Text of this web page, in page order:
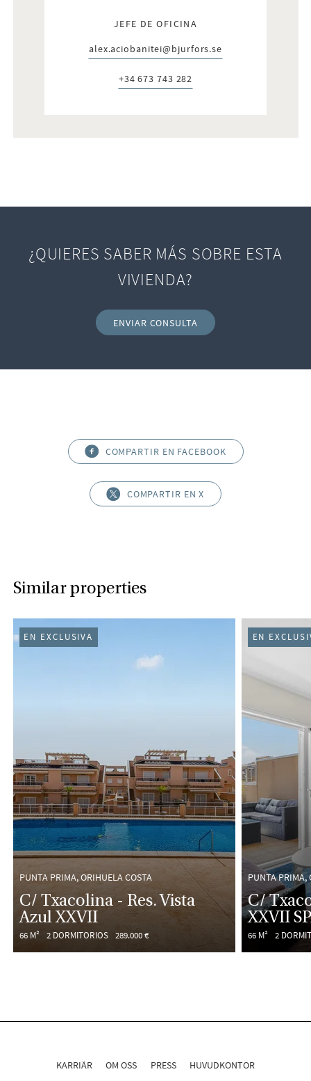
JEFE DE OFICINA
E-post:
alex.aciobanitei@bjurfors.se
Telefon:
+34 673 743 282
¿QUIERES SABER MÁS SOBRE ESTA
VIVIENDA?
ENVIAR CONSULTA
COMPARTIR EN FACEBOOK
COMPARTIR EN X
Similar properties
PUNTA PRIMA, ORIHUELA COSTA
C/ Txacolina - Res. Vista
Azul XXVII
66 M² 2 DORMITORIOS 289.000 €
EN EXCLUSIVA
PUNTA PRIMA,
C/
XXVII
66 M² 2
EN
KARRIÄR OM OSS PRESS HUVUDKONTOR